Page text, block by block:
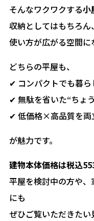
そんなワクワクする小
収納としてはもちろん
使い方が広がる空間に
どちらの平屋も、
✔ コンパクトでも暮ら
✔ 無駄を省いた“ちょ
✔ 低価格×高品質を両
が魅力です。
建物本体価格は税込
平屋を検討中の方や
にも
ぜひご覧いただきたい